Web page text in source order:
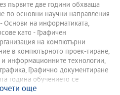
първите две години обхваща
по основни научни направления
Основи на информатиката,
като - Графичен
на компютърни
в компютърното проек-тиране,
информационните технологии,
Графично документиране
година обучението се
курсове към програмата и
още